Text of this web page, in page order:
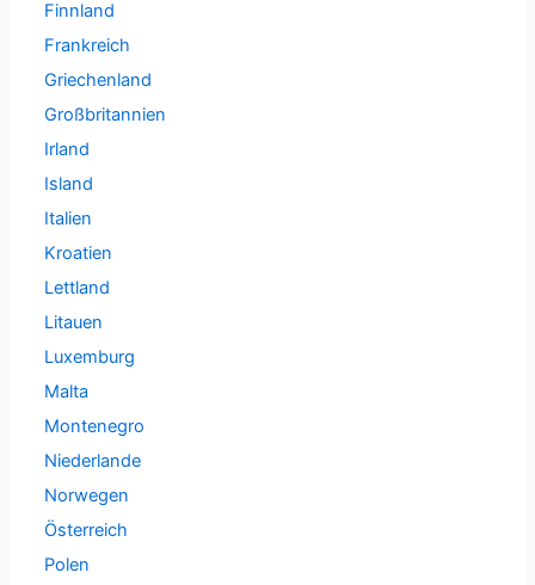
Finnland
Frankreich
Griechenland
Großbritannien
Irland
Island
Italien
Kroatien
Lettland
Litauen
Luxemburg
Malta
Montenegro
Niederlande
Norwegen
Österreich
Polen